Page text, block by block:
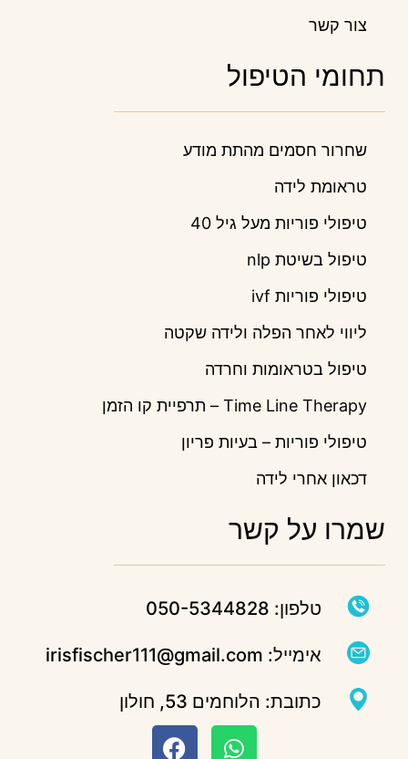
צור קשר
תחומי הטיפול
שחרור חסמים מהתת מודע
טראומת לידה
טיפולי פוריות מעל גיל 40
טיפול בשיטת nlp
טיפולי פוריות ivf
ליווי לאחר הפלה ולידה שקטה
טיפול בטראומות וחרדה
Time Line Therapy – תרפיית קו הזמן
טיפולי פוריות – בעיות פריון
דכאון אחרי לידה
שמרו על קשר
טלפון: 050-5344828
אימייל: irisfischer111@gmail.com
כתובת: הלוחמים 53, חולון